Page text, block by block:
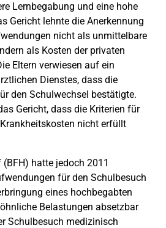
Lernbegabung und eine hohe
Gericht lehnte die Anerkennung
nicht als unmittelbare
als Kosten der privaten
Eltern verwiesen auf ein
Dienstes, dass die
den Schulwechsel bestätigte.
Gericht, dass die Kriterien für
nicht erfüllt
hatte jedoch 2011
für den Schulbesuch
eines hochbegabten
Belastungen absetzbar
Schulbesuch medizinisch